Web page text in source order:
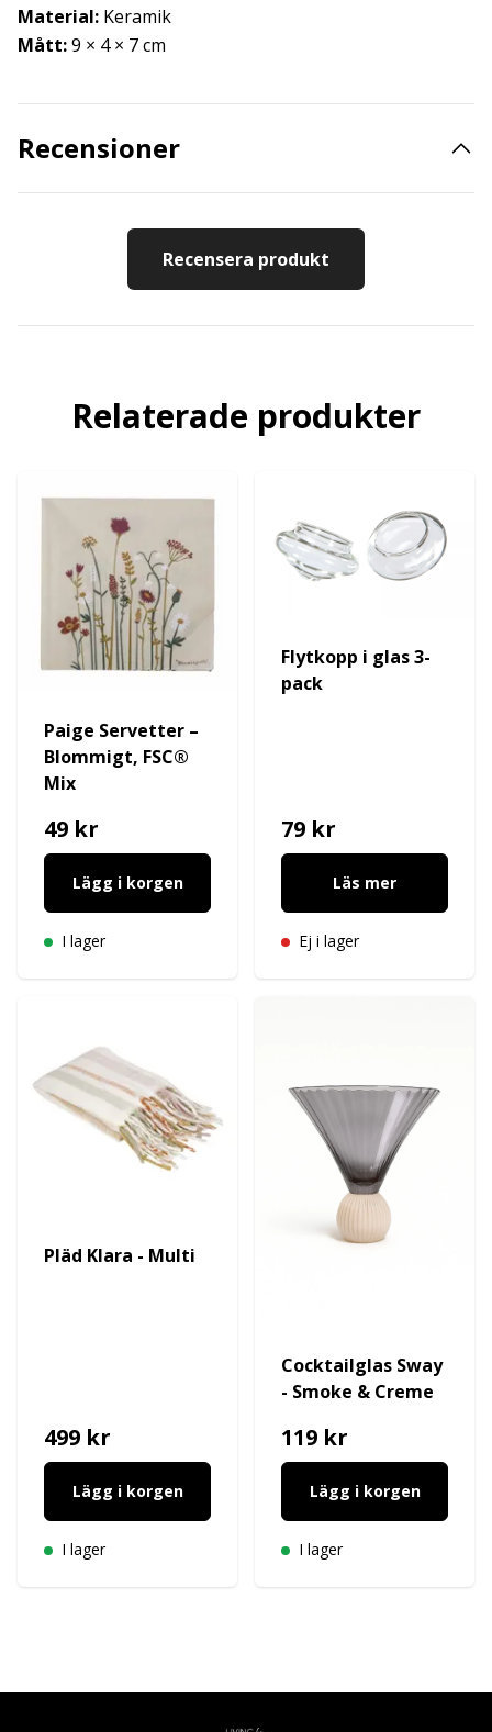
Material: Keramik
Mått:9 × 4 × 7 cm
Recensioner
Recensera produkt
Relaterade produkter
Paige Servetter –
Blommigt, FSC®
Mix
49 kr
Lägg i korgen
I lager
Flytkopp i glas 3-
pack
79 kr
Läs mer
Ej i lager
Pläd Klara - Multi
499 kr
Lägg i korgen
I lager
Cocktailglas Sway
- Smoke & Creme
119 kr
Lägg i korgen
I lager